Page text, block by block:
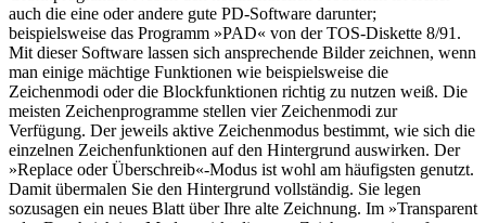
auch die eine oder andere gute PD-Software darunter;
beispielsweise das Programm »PAD« von der TOS-Diskette 8/91.
Mit dieser Software lassen sich ansprechende Bilder zeichnen, wenn
man einige mächtige Funktionen wie beispielsweise die
Zeichenmodi oder die Blockfunktionen richtig zu nutzen weiß. Die
meisten Zeichenprogramme stellen vier Zeichenmodi zur
Verfügung. Der jeweils aktive Zeichenmodus bestimmt, wie sich die
einzelnen Zeichenfunktionen auf den Hintergrund auswirken. Der
»Replace oder Überschreib«-Modus ist wohl am häufigsten genutzt.
Damit übermalen Sie den Hintergrund vollständig. Sie legen
sozusagen ein neues Blatt über Ihre alte Zeichnung. Im »Transparent